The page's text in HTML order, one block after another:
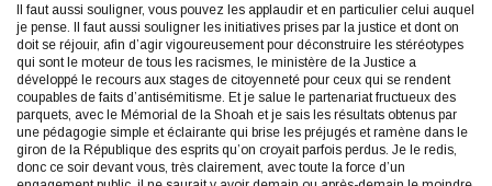
Il faut aussi souligner, vous pouvez les applaudir et en particulier celui auquel
je pense. Il faut aussi souligner les initiatives prises par la justice et dont on
doit se réjouir, afin d’agir vigoureusement pour déconstruire les stéréotypes
qui sont le moteur de tous les racismes, le ministère de la Justice a
développé le recours aux stages de citoyenneté pour ceux qui se rendent
coupables de faits d’antisémitisme. Et je salue le partenariat fructueux des
parquets, avec le Mémorial de la Shoah et je sais les résultats obtenus par
une pédagogie simple et éclairante qui brise les préjugés et ramène dans le
giron de la République des esprits qu’on croyait parfois perdus. Je le redis,
donc ce soir devant vous, très clairement, avec toute la force d’un